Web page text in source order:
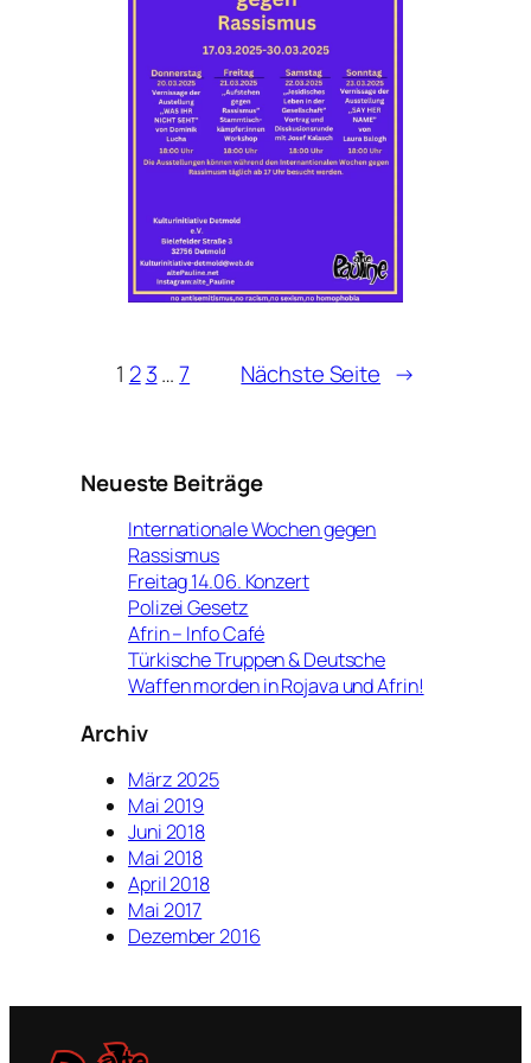
1 2 3… 7 Nächste Seite →
Neueste Beiträge
Internationale Wochen gegen
Rassismus
Freitag 14.06. Konzert
Polizei Gesetz
Afrin – Info Café
Türkische Truppen & Deutsche
Waffen morden in Rojava und Afrin!
Archiv
März 2025
Mai 2019
Juni 2018
Mai 2018
April 2018
Mai 2017
Dezember 2016